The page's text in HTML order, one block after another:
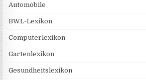
Automobile
BWL-Lexikon
Computerlexikon
Gartenlexikon
Gesundheitslexikon